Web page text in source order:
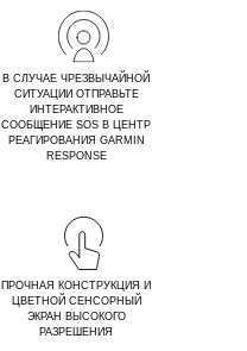
В СЛУЧАЕ ЧРЕЗВЫЧАЙНОЙ
СИТУАЦИИ ОТПРАВЬТЕ
ИНТЕРАКТИВНОЕ
СООБЩЕНИЕ SOS В ЦЕНТР
РЕАГИРОВАНИЯ GARMIN
RESPONSE
ПРОЧНАЯ КОНСТРУКЦИЯ И
ЦВЕТНОЙ СЕНСОРНЫЙ
ЭКРАН ВЫСОКОГО
РАЗРЕШЕНИЯ